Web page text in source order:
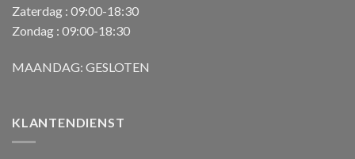
Zaterdag : 09:00-18:30
Zondag : 09:00-18:30
MAANDAG: GESLOTEN
KLANTENDIENST